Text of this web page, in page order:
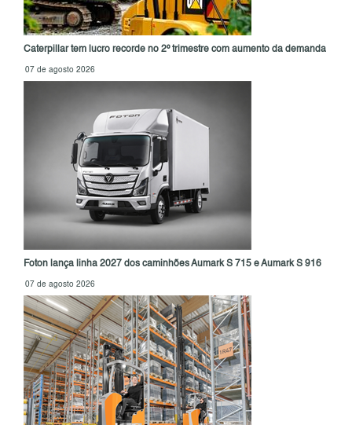
Caterpillar tem lucro recorde no 2º trimestre com aumento da demanda
07 de agosto 2026
Foton lança linha 2027 dos caminhões Aumark S 715 e Aumark S 916
07 de agosto 2026